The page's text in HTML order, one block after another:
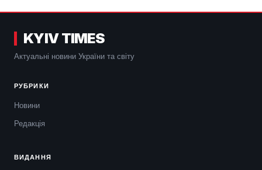
KYIV TIMES
Актуальні новини України та світу
РУБРИКИ
Новини
Редакція
ВИДАННЯ